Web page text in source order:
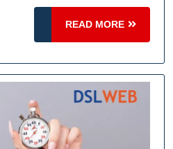
READ MORE
READ
MORE